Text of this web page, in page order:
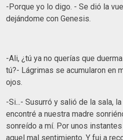
-Porque yo lo digo. - Se dió la
dejándome con Genesis.
-Ali, ¿tú ya no querías que
tú?- Lágrimas se acumularon en
ojos.
-Si...- Susurró y salió de la sala,
encontré a nuestra madre
sonreído a mí. Por unos
aquel mal sentimiento. Y fui a